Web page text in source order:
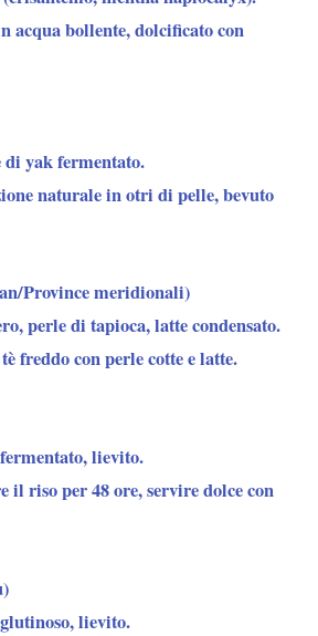
acqua bollente, dolcificato con
yak fermentato.
naturale in otri di pelle, bevuto
Province meridionali)
perle di tapioca, latte condensato.
freddo con perle cotte e latte.
lievito.
il riso per 48 ore, servire dolce con
lievito.